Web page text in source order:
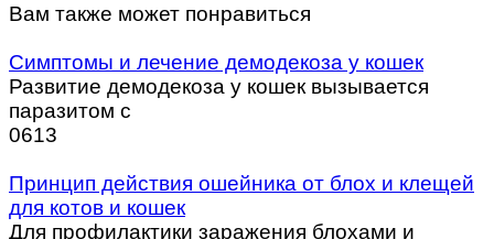
Вам также может понравиться
Симптомы и лечение демодекоза у кошек
Развитие демодекоза у кошек вызывается
паразитом с
0613
Принцип действия ошейника от блох и клещей
для котов и кошек
Для профилактики заражения блохами и